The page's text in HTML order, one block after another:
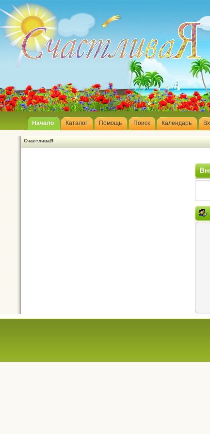
Начало Каталог Помощь Поиск Календарь
СчастливаЯ